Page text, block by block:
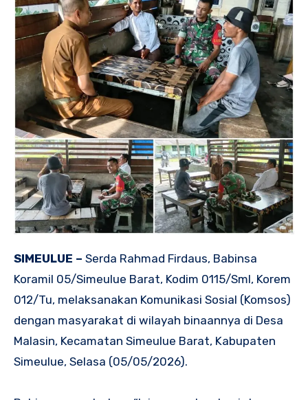
‎SIMEULUE – Serda Rahmad Firdaus, Babinsa
Koramil 05/Simeulue Barat, Kodim 0115/Sml, Korem
012/Tu, melaksanakan Komunikasi Sosial (Komsos)
dengan masyarakat di wilayah binaannya di Desa
Malasin, Kecamatan Simeulue Barat, Kabupaten
Simeulue, Selasa (05/05/2026).